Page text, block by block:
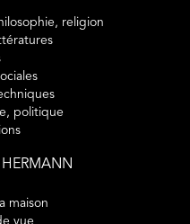
religion
politique
HERMANN
maison
vue